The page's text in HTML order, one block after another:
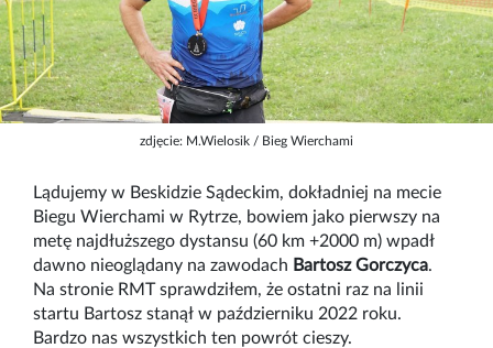
zdjęcie: M.Wielosik / Bieg Wierchami
Lądujemy w Beskidzie Sądeckim, dokładniej na mecie
Biegu Wierchami w Rytrze, bowiem jako pierwszy na
metę najdłuższego dystansu (60 km +2000 m) wpadł
dawno nieoglądany na zawodach Bartosz Gorczyca.
Na stronie RMT sprawdziłem, że ostatni raz na linii
startu Bartosz stanął w październiku 2022 roku.
Bardzo nas wszystkich ten powrót cieszy.